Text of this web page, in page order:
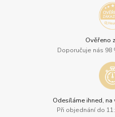
Ověřeno
Doporučuje nás 98
Odesíláme ihned,
Při objednání do